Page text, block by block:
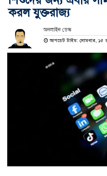
করল যুক্তরাজ্য
অনলাইন ডেস্ক
আপডেট টাইম: সোমবার, ১৫